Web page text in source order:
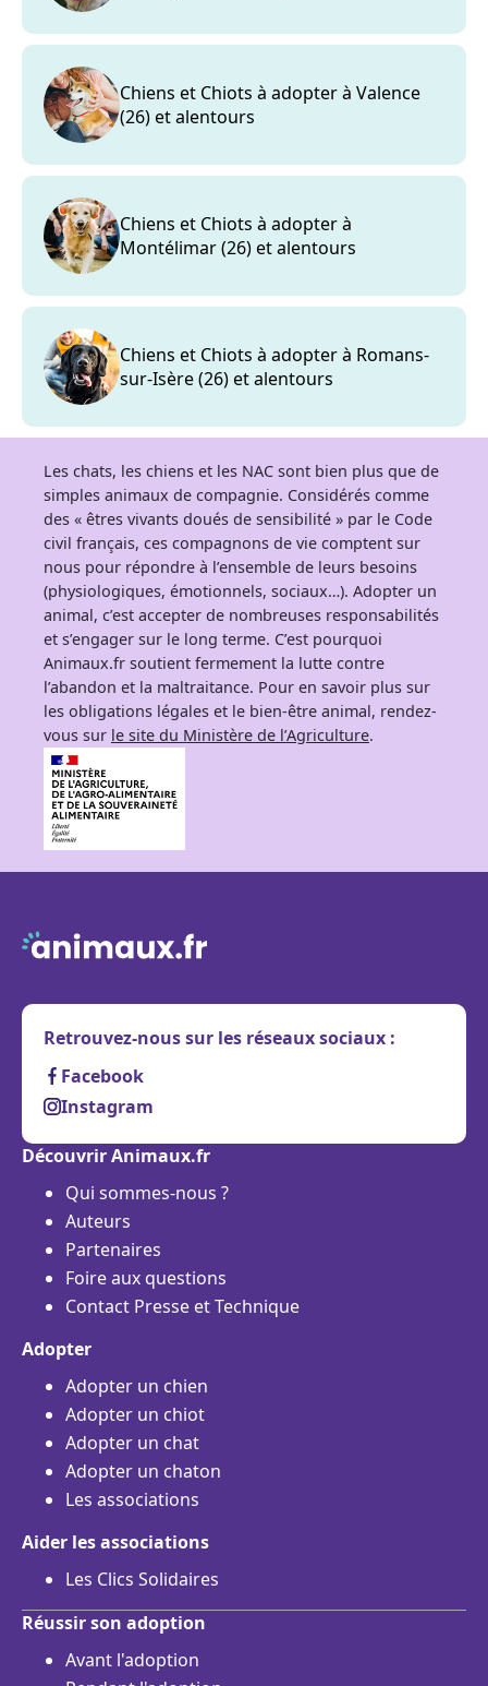
Chiens et Chiots à adopter à Valence
(26) et alentours
Chiens et Chiots à adopter à
Montélimar (26) et alentours
Chiens et Chiots à adopter à Romans-
sur-Isère (26) et alentours
Les chats, les chiens et les NAC sont bien plus que de
simples animaux de compagnie. Considérés comme
des « êtres vivants doués de sensibilité » par le Code
civil français, ces compagnons de vie comptent sur
nous pour répondre à l’ensemble de leurs besoins
(physiologiques, émotionnels, sociaux…). Adopter un
animal, c’est accepter de nombreuses responsabilités
et s’engager sur le long terme. C’est pourquoi
Animaux.fr soutient fermement la lutte contre
l’abandon et la maltraitance. Pour en savoir plus sur
les obligations légales et le bien-être animal, rendez-
vous sur le site du Ministère de l’Agriculture.
Retrouvez-nous sur les réseaux sociaux :
Facebook
Instagram
Découvrir Animaux.fr
Qui sommes-nous ?
Auteurs
Partenaires
Foire aux questions
Contact Presse et Technique
Adopter
Adopter un chien
Adopter un chiot
Adopter un chat
Adopter un chaton
Les associations
Aider les associations
Les Clics Solidaires
Réussir son adoption
Avant l'adoption